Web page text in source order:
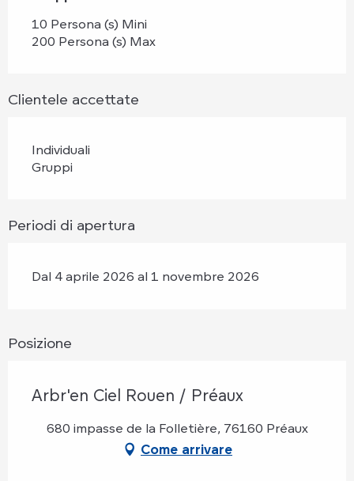
10 Persona (s) Mini
200 Persona (s) Max
Clientele accettate
Individuali
Gruppi
Periodi di apertura
Dal 4 aprile 2026 al 1 novembre 2026
Posizione
Arbr'en Ciel Rouen / Préaux
680 impasse de la Folletière, 76160 Préaux
Come arrivare